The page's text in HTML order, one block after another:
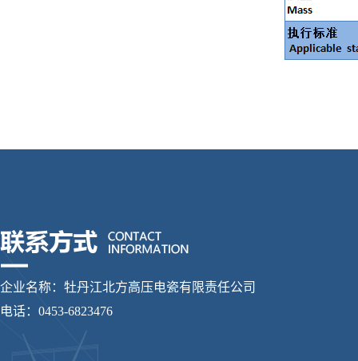
企业名称：牡丹江北方高压电瓷有限责任公司
电话：0453-6823476